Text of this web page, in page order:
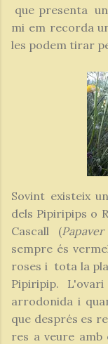
que presenta
mi em recorda
les podem tirar
Sovint existeix
dels Pipiripips o
Cascall (
sempre és
roses i tota la
Pipiripip.
arrodonida i
que després es
res a veure amb